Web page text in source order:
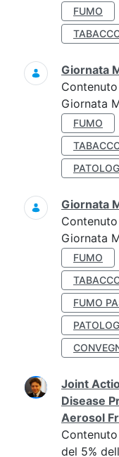
FUMO
Giornata
Giornata
FUMO
Giornata
Giornata
FUMO
FUMO
Joint
Disease
Aerosol
del 5%